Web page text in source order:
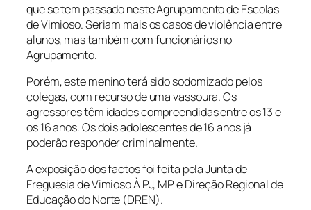
que se tem passado neste Agrupamento de Escolas
de Vimioso. Seriam mais os casos de violência entre
alunos, mas também com funcionários no
Agrupamento.
Porém, este menino terá sido sodomizado pelos
colegas, com recurso de uma vassoura. Os
agressores têm idades compreendidas entre os 13 e
os 16 anos. Os dois adolescentes de 16 anos já
poderão responder criminalmente.
A exposição dos factos foi feita pela Junta de
Freguesia de Vimioso À PJ, MP e Direção Regional de
Educação do Norte (DREN).